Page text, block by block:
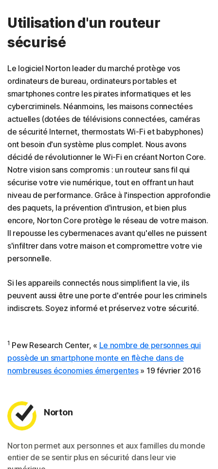
Utilisation d'un routeur
sécurisé
Le logiciel Norton leader du marché protège vos
ordinateurs de bureau, ordinateurs portables et
smartphones contre les pirates informatiques et les
cybercriminels. Néanmoins, les maisons connectées
actuelles (dotées de télévisions connectées, caméras
de sécurité Internet, thermostats Wi-Fi et babyphones)
ont besoin d'un système plus complet. Nous avons
décidé de révolutionner le Wi-Fi en créant Norton Core.
Notre vision sans compromis : un routeur sans fil qui
sécurise votre vie numérique, tout en offrant un haut
niveau de performance. Grâce à l'inspection approfondie
des paquets, la prévention d'intrusion, et bien plus
encore, Norton Core protège le réseau de votre maison.
Il repousse les cybermenaces avant qu'elles ne puissent
s'infiltrer dans votre maison et compromettre votre vie
personnelle.
Si les appareils connectés nous simplifient la vie, ils
peuvent aussi être une porte d'entrée pour les criminels
indiscrets. Soyez informé et préservez votre sécurité.
1 Pew Research Center, « Le nombre de personnes qui
possède un smartphone monte en flèche dans de
nombreuses économies émergentes» 19 février 2016
Norton
Norton permet aux personnes et aux familles du monde
entier de se sentir plus en sécurité dans leur vie